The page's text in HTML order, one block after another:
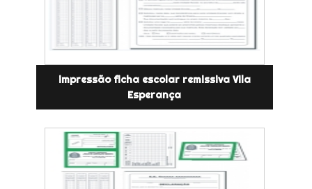
impressão ficha escolar remissiva Vila
Esperança